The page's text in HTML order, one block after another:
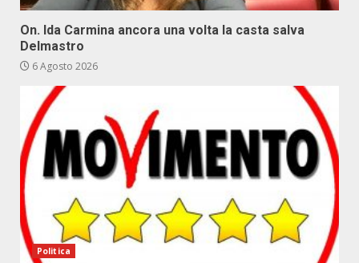
On. Ida Carmina ancora una volta la casta salva
Delmastro
6 Agosto 2026
Politica